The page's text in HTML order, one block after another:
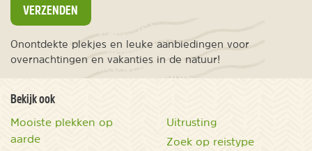
VERZENDEN
Onontdekte plekjes en leuke aanbiedingen voor
overnachtingen en vakanties in de natuur!
Bekijk ook
Mooiste plekken op
aarde
Uitrusting
Zoek op reistype